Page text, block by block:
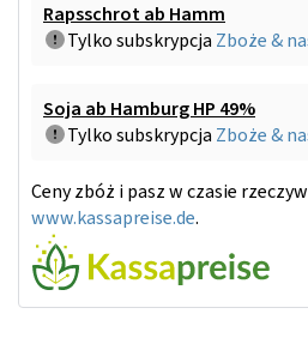
Rapsschrot ab Hamm
Tylko subskrypcja Zboże &
Soja ab Hamburg HP 49%
Tylko subskrypcja Zboże &
Ceny zbóż i pasz w czasie
www.kassapreise.de.